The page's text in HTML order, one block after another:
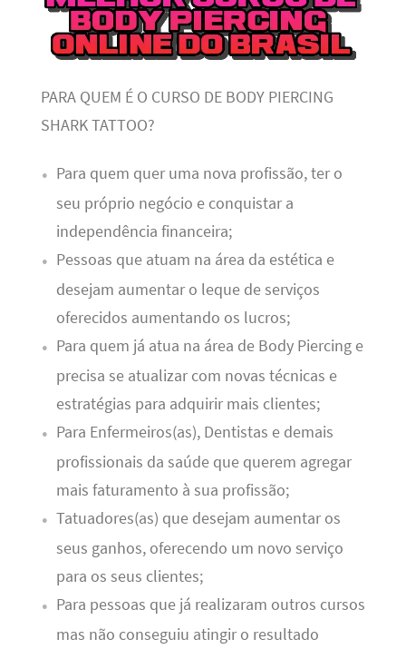
PARA QUEM É O CURSO DE BODY PIERCING
SHARK TATTOO?
Para quem quer uma nova profissão, ter o
seu próprio negócio e conquistar a
independência financeira;
Pessoas que atuam na área da estética e
desejam aumentar o leque de serviços
oferecidos aumentando os lucros;
Para quem já atua na área de Body Piercing e
precisa se atualizar com novas técnicas e
estratégias para adquirir mais clientes;
Para Enfermeiros(as), Dentistas e demais
profissionais da saúde que querem agregar
mais faturamento à sua profissão;
Tatuadores(as) que desejam aumentar os
seus ganhos, oferecendo um novo serviço
para os seus clientes;
Para pessoas que já realizaram outros cursos
mas não conseguiu atingir o resultado